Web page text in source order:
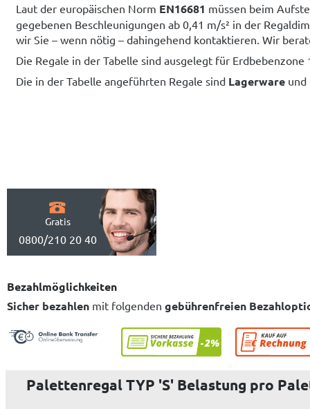
Laut der europäischen Norm EN16681 müssen beim
gegebenen Beschleunigungen ab 0,41 m/s² in der
wir Sie – wenn nötig – dahingehend kontaktieren. Wir
Die Regale in der Tabelle sind ausgelegt für Erdbebenzone
Die in der Tabelle angeführten Regale sind Lagerware
Gratis
0800/210 20 40
Bezahlmöglichkeiten
Sicher bezahlen mit folgenden gebührenfreien
Palettenregal TYP 'S' Belastung pro